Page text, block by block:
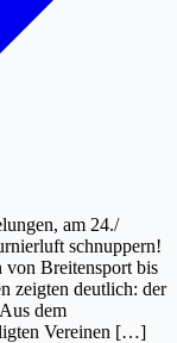
am 24./
schnuppern!
von Breitensport bis
zeigten deutlich: der
dem
Vereinen […]